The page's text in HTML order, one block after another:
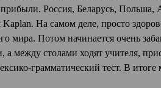
Россия, Беларусь, Польша,
На самом деле, просто
мира. Потом начинается очень
а между столами ходят учителя,
грамматический тест. В